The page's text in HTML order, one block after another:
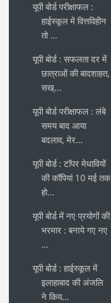
यूपी बोर्ड परीक्षाफल :
हाईस्कूल में वित्तविहीन
तो ...
यूपी बोर्ड : सफलता दर में
छात्राओं की बादशाहत,
सख्...
यूपी बोर्ड परीक्षाफल : लंबे
समय बाद आया
बदलाव, मेर...
यूपी बोर्ड : टॉपर मेधावियों
की कॉपियां 10 मई तक
हो...
यूपी बोर्ड में नए प्रयोगों की
भरमार : बनाये गए नए
...
यूपी बोर्ड : हाईस्कूल में
इलाहाबाद की अंजलि
ने किय...